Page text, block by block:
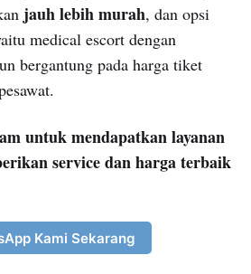
jauh lebih murah, dan opsi
medical escort dengan
bergantung pada harga tiket
untuk mendapatkan layanan
service dan harga terbaik
Kami Sekarang